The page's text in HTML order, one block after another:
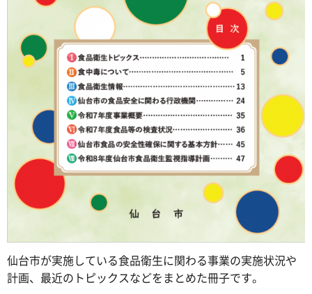
仙台市が実施している食品衛生に関わる事業の実施状況や
計画、最近のトピックスなどをまとめた冊子です。